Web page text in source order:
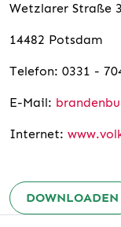
Wetzlarer Straße
14482 Potsdam
Telefon: 0331 -
E-Mail:
Internet:
DOWNLOADEN